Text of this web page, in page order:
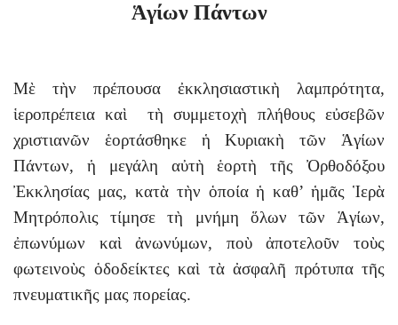
Ἁγίων Πάντων
Μὲ τὴν πρέπουσα ἐκκλησιαστικὴ λαμπρότητα,
ἱεροπρέπεια καὶ τὴ συμμετοχὴ πλήθους εὐσεβῶν
χριστιανῶν ἑορτάσθηκε ἡ Κυριακὴ τῶν Ἁγίων
Πάντων, ἡ μεγάλη αὐτὴ ἑορτὴ τῆς Ὀρθοδόξου
Ἐκκλησίας μας, κατὰ τὴν ὁποία ἡ καθ’ ἡμᾶς Ἱερὰ
Μητρόπολις τίμησε τὴ μνήμη ὅλων τῶν Ἁγίων,
ἐπωνύμων καὶ ἀνωνύμων, ποὺ ἀποτελοῦν τοὺς
φωτεινοὺς ὁδοδείκτες καὶ τὰ ἀσφαλῆ πρότυπα τῆς
πνευματικῆς μας πορείας.